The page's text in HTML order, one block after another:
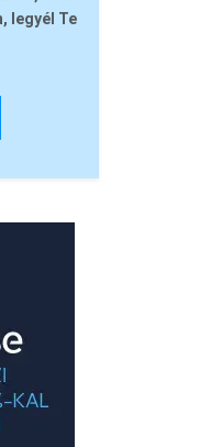
legyél Te